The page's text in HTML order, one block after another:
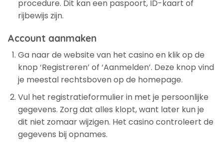
procedure. Dit kan een paspoort, ID-kaart of
rijbewijs zijn.
Account aanmaken
Ga naar de website van het casino en klik op de
knop ‘Registreren’ of ‘Aanmelden’. Deze knop vind
je meestal rechtsboven op de homepage.
Vul het registratieformulier in met je persoonlijke
gegevens. Zorg dat alles klopt, want later kun je
dit niet zomaar wijzigen. Het casino controleert de
gegevens bij opnames.